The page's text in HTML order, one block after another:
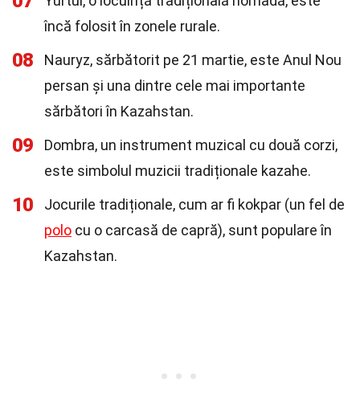
încă folosit în zonele rurale.
08
Nauryz, sărbătorit pe 21 martie, este Anul Nou
persan și una dintre cele mai importante
sărbători în Kazahstan.
09
Dombra, un instrument muzical cu două corzi,
este simbolul muzicii tradiționale kazahe.
10
Jocurile tradiționale, cum ar fi kokpar (un fel de
polo cu o carcasă de capră), sunt populare în
Kazahstan.